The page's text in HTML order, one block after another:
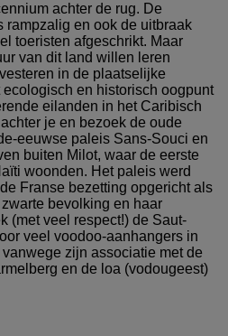
achter de rug. De
rampzalig en ook de uitbraak
toeristen afgeschrikt. Maar
van dit land willen leren
in de plaatselijke
en historisch oogpunt
eilanden in het Caribisch
je en bezoek de oude
eeuwse paleis Sans-Souci en
buiten Milot, waar de eerste
woonden. Het paleis werd
Franse bezetting opgericht als
bevolking en haar
(met veel respect!) de Saut-
veel voodoo-aanhangers in
zijn associatie met de
en de loa (vodougeest)